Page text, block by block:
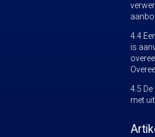
4.4
is
4.5
met